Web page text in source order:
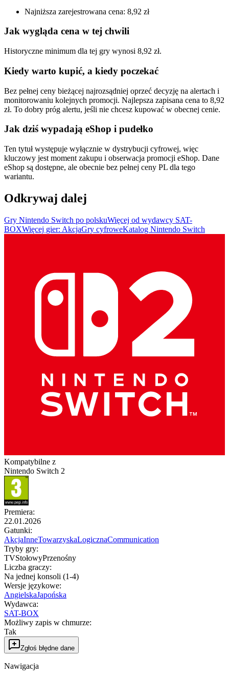
Najniższa zarejestrowana cena: 8,92 zł
Jak wygląda cena w tej chwili
Historyczne minimum dla tej gry wynosi 8,92 zł.
Kiedy warto kupić, a kiedy poczekać
Bez pełnej ceny bieżącej najrozsądniej oprzeć decyzję na alertach i
monitorowaniu kolejnych promocji. Najlepsza zapisana cena to 8,92
zł. To dobry próg alertu, jeśli nie chcesz kupować w obecnej cenie.
Jak dziś wypadają eShop i pudełko
Ten tytuł występuje wyłącznie w dystrybucji cyfrowej, więc
kluczowy jest moment zakupu i obserwacja promocji eShop. Dane
eShop są dostępne, ale obecnie bez pełnej ceny PL dla tego
wariantu.
Odkrywaj dalej
Gry Nintendo Switch po polskuWięcej od wydawcy SAT-
BOXWięcej gier: AkcjaGry cyfroweKatalog Nintendo Switch
Kompatybilne z
Nintendo Switch 2
Premiera:
22.01.2026
Gatunki:
AkcjaInneTowarzyskaLogicznaCommunication
Tryby gry:
TVStołowyPrzenośny
Liczba graczy:
Na jednej konsoli (1-4)
Wersje językowe:
AngielskaJapońska
Wydawca:
SAT-BOX
Możliwy zapis w chmurze:
Tak
Zgłoś błędne dane
Nawigacja